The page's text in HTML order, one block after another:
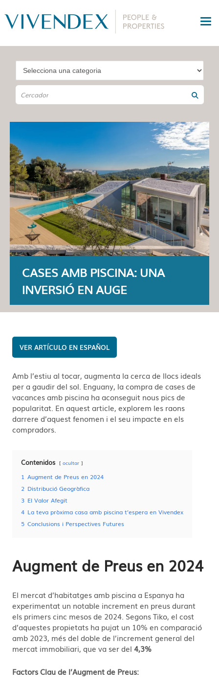
CASES AMB PISCINA: UNA
INVERSIÓ EN AUGE
ESPAÑOL
Amb l’estiu al tocar, augmenta la cerca de llocs ideals
per a gaudir del sol. Enguany, la compra de cases de
vacances amb piscina ha aconseguit nous pics de
popularitat. En aquest article, explorem les raons
darrere d’aquest fenomen i el seu impacte en els
compradors.
Contenidos ocultar
1 Augment de Preus en 2024
2 Distribució Geogràfica
3 El Valor Afegit
4 La teva pròxima casa amb piscina t’espera en Vivendex
5 Conclusions i Perspectives Futures
Augment de Preus en 2024
El mercat d’habitatges amb piscina a Espanya ha
experimentat un notable increment en preus durant
els primers cinc mesos de 2024. Segons Tiko, el cost
d’aquestes propietats ha pujat un 10% en comparació
amb 2023, més del doble de l’increment general del
mercat immobiliari, que va ser del 4,3%
Factors Clau de l’Augment de Preus: